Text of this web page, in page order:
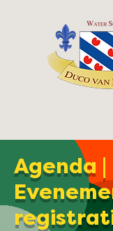
Agenda |